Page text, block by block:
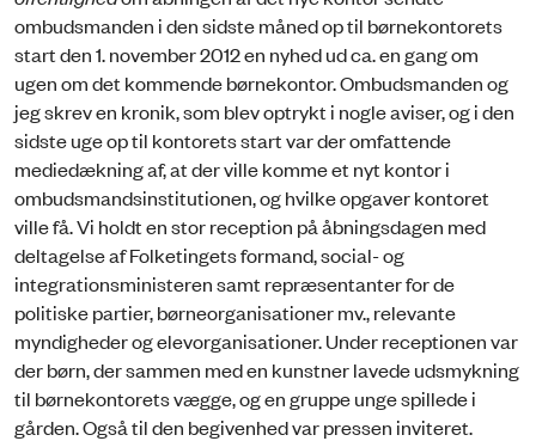
ombudsmanden i den sidste måned op til børnekontorets
start den 1. november 2012 en nyhed ud ca. en gang om
ugen om det kommende børnekontor. Ombudsmanden og
jeg skrev en kronik, som blev optrykt i nogle aviser, og i den
sidste uge op til kontorets start var der omfattende
mediedækning af, at der ville komme et nyt kontor i
ombudsmandsinstitutionen, og hvilke opgaver kontoret
ville få. Vi holdt en stor reception på åbningsdagen med
deltagelse af Folketingets formand, social- og
integrationsministeren samt repræsentanter for de
politiske partier, børneorganisationer mv., relevante
myndigheder og elevorganisationer. Under receptionen var
der børn, der sammen med en kunstner lavede udsmykning
til børnekontorets vægge, og en gruppe unge spillede i
gården. Også til den begivenhed var pressen inviteret.